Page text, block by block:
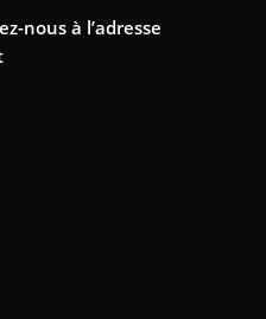
nous à l’adresse